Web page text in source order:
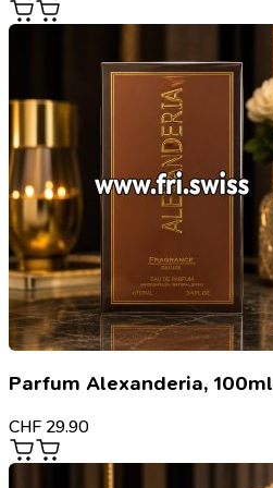
Parfum Alexanderia, 100ml
CHF 29.90